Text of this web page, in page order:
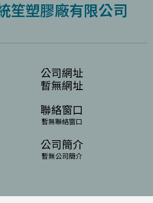
笙塑膠廠有限公司
公司網址
暫無網址
聯絡窗口
暫無聯絡窗口
公司簡介
暫無公司簡介